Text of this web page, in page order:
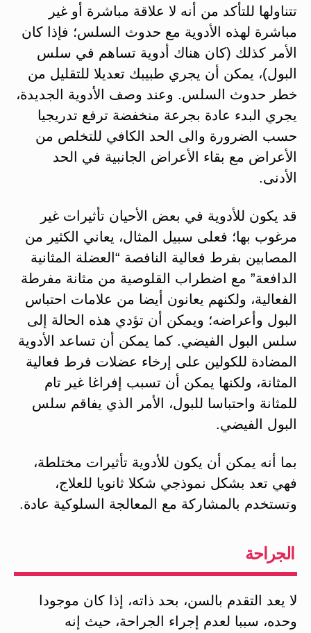
تتناولها للتأكد من أنه لا علاقة مباشرة أو غير
مباشرة لهذه الأدوية مع حدوث السلس؛ فإذا كان
الأمر كذلك (كان هناك أدوية تساهم في سلس
البول)، يمكن أن يجري طبيبك تعديلا للتقليل من
خطر حدوث السلس. وعند وصف الأدوية الجديدة،
يجري البدء عادة بجرعة منخفضة ترفع تدريجيا
حسب الضرورة والى الحد الكافي للتخلص من
الأعراض مع بقاء الأعراض الجانبية في الحد
الأدنى.
قد يكون للأدوية في بعض الأحيان تأثيرات غير
مرغوب بها؛ فعلى سبيل المثال، يعاني الكثير من
المصابين بفرط فعالية النافصة “العضلة المثانية
الدافعة” مع اضطراب القلوصية من مثانة مفرطة
الفعالية، ولكنهم يعانون أيضا من علامات احتباس
البول وأعراضه؛ ويمكن أن تؤدي هذه الحالة إلى
سلس البول الفيضي. كما يمكن أن تساعد الأدوية
المضادة للكولين على إرخاء عضلات فرط فعالية
المثانة، ولكنها يمكن أن تسبب إفراغا غير تام
للمثانة واحتباسا للبول، الأمر الذي يفاقم سلس
البول الفيضي.
بما أنه يمكن أن يكون للأدوية تأثيرات مختلطة،
فهي تعد بشكل نموذجي شكلا ثانويا للعلاج،
وتستخدم بالمشاركة مع المعالجة السلوكية عادة.
الجراحة
لا يعد التقدم بالسن، بحد ذاته، إذا كان موجودا
وحده، سببا لعدم إجراء الجراحة، حيث إنه